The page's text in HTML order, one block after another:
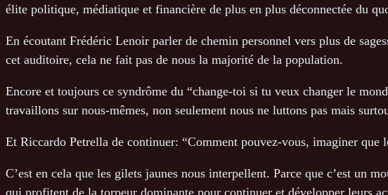
élite politique, médiatique et financière de plus en plus déconnectée du
En écoutant Frédéric Lenoir parler de chemin personnel vers plus de
cet auditoire, cela ne fait pas de nous la majorité de la population.
Encore et toujours ce syndrôme du “change-toi si tu veux changer le
travaillons sur nous-mêmes, non seulement nous ne luttons pas mais
Et Riccardo Petrella de continuer: “Comment pouvez-vous, imaginer que
C’est en cela que les gilets jaunes nous interpellent. Parce que c’est
qui profitent de la torpeur dominante pour continuer et développer leurs